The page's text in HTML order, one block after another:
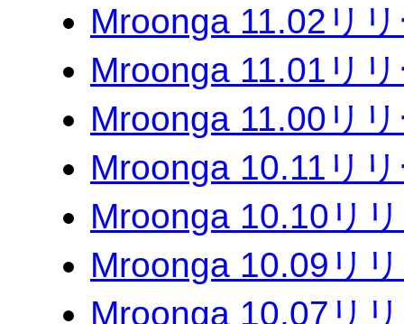
Mroonga 11.02リ
Mroonga 11.01リ
Mroonga 11.00リ
Mroonga 10.11リ
Mroonga 10.10リ
Mroonga 10.09リ
Mroonga 10.07リ